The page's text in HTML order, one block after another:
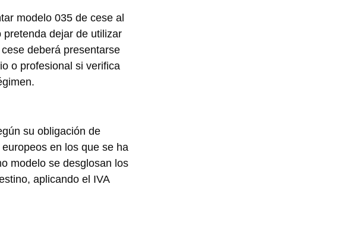
modelo 035 de cese al
dejar de utilizar
deberá presentarse
o profesional si verifica
su obligación de
en los que se ha
modelo se desglosan los
aplicando el IVA